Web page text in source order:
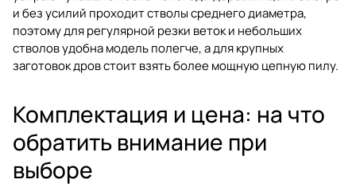
и без усилий проходит стволы среднего диаметра,
поэтому для регулярной резки веток и небольших
стволов удобна модель полегче, а для крупных
заготовок дров стоит взять более мощную цепную пилу.
Комплектация и цена: на что
обратить внимание при
выборе